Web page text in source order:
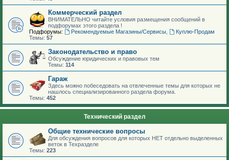
Коммерческий раздел
ВНИМАТЕЛЬНО читайте условия размещения сообщений в
подфорумах этого раздела !
Подфорумы:
Рекомендуемые Магазины/Сервисы,
Куплю-Продам
Темы: 57
Законодательство и право
Обсуждение юридических и правовых тем
Темы: 114
Гараж
Здесь можно побеседовать на отвлеченные темы для которых не
нашлось специализированного раздела форума.
Темы: 452
Технический раздел
Общие технические вопросы
Для обсуждения вопросов для которых НЕТ отдельно выделенных
веток в Техразделе
Темы: 223